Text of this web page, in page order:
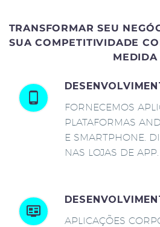
TRANSFORMAR SEU
SUA COMPETITIVIDADE
MEDIDA
FORNECEMOS
PLATAFORMAS
E SMARTPHONE.
NAS LOJAS DE APP.
APLICAÇÕES